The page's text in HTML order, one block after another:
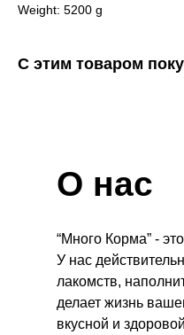
Weight: 5200 g
С этим товаром
“Много Корма” -
У нас
лакомств,
делает жизнь
вкусной и
О нас